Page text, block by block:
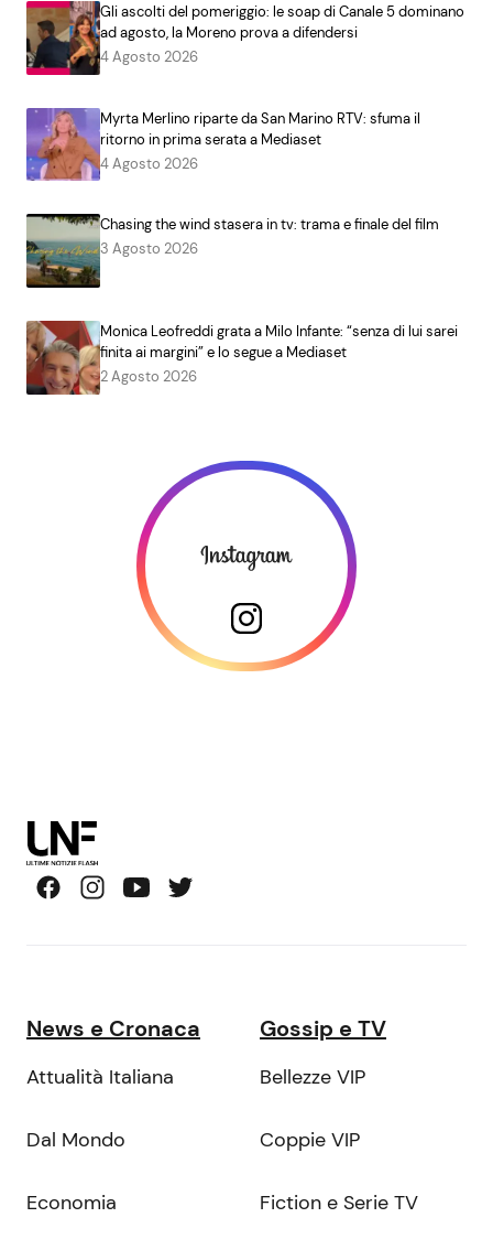
Gli ascolti del pomeriggio: le soap di Canale 5 dominano
ad agosto, la Moreno prova a difendersi
4 Agosto 2026
Myrta Merlino riparte da San Marino RTV: sfuma il
ritorno in prima serata a Mediaset
4 Agosto 2026
Chasing the wind stasera in tv: trama e finale del film
3 Agosto 2026
Monica Leofreddi grata a Milo Infante: “senza di lui sarei
finita ai margini” e lo segue a Mediaset
2 Agosto 2026
News e Cronaca
Attualità Italiana
Dal Mondo
Economia
Gossip e TV
Bellezze VIP
Coppie VIP
Fiction e Serie TV